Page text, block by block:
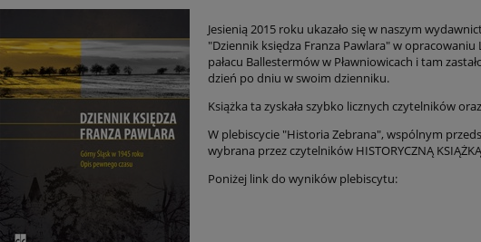
Jesienią 2015 roku ukazało się w naszym
"Dziennik księdza Franza Pawlara" w opracowaniu
pałacu Ballestermów w Pławniowicach i tam
dzień po dniu w swoim dzienniku.
Książka ta zyskała szybko licznych czytelników
W plebiscycie "Historia Zebrana", wspólnym
wybrana przez czytelników HISTORYCZNĄ
Poniżej link do wyników plebiscytu: